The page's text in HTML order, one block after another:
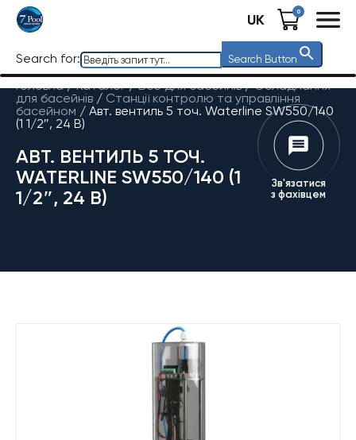
UK 0
Search for: Search Button
Головна / Каталог/Все для басейнів/Обладнання
для басейнів / Станції контролю та управління
басейном / Авт. вентиль 5 точ. Waterline SW550/140
(1 1/2″, 24 В)
АВТ. ВЕНТИЛЬ 5 ТОЧ.
WATERLINE SW550/140 (1
1/2″, 24 В)
Зв'язатися
з фахівцем